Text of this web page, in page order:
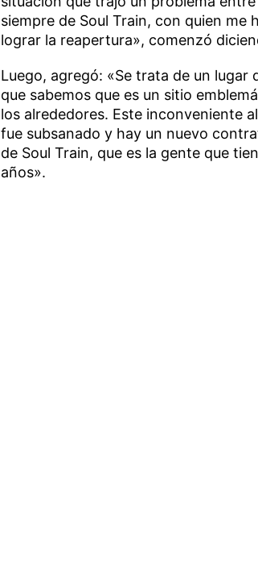
siempre de Soul Train, con quien
lograr la reapertura», comenzó
Luego, agregó: «Se trata de un
que sabemos que es un sitio
los alrededores. Este inconveniente
fue subsanado y hay un nuevo
de Soul Train, que es la gente que
años».